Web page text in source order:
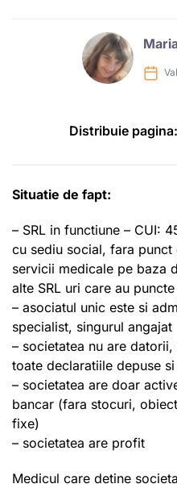
Distribuie pagina:
Situatie de fapt:
– SRL in functiune – CUI:
cu sediu social, fara
servicii medicale pe baza
alte SRL uri care au
– asociatul unic este si
specialist, singurul angajat
– societatea nu are
toate declaratiile depuse
– societatea are doar
bancar (fara stocuri,
fixe)
– societatea are profit
Medicul care detine